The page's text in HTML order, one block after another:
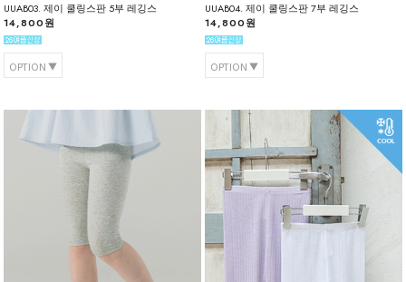
UUAB03. 제이 쿨링스판 5부 레깅스
14,800원
OPTION
UUAB04. 제이 쿨링스판 7부 레깅스
14,800원
OPTION